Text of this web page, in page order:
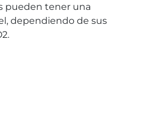
pueden tener una
dependiendo de sus